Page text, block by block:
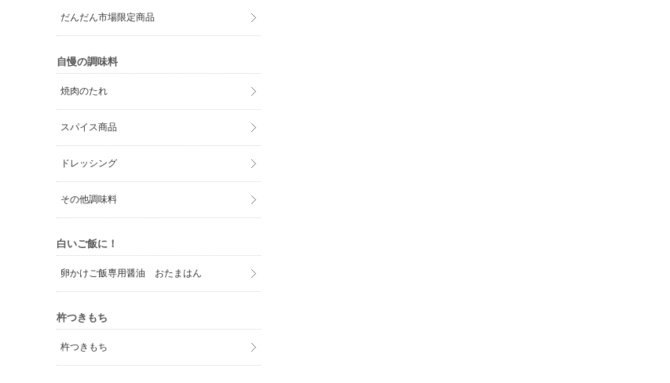
だんだん市場限定商品
自慢の調味料
焼肉のたれ
スパイス商品
ドレッシング
その他調味料
白いご飯に！
卵かけご飯専用醤油 おたまはん
杵つきもち
杵つきもち